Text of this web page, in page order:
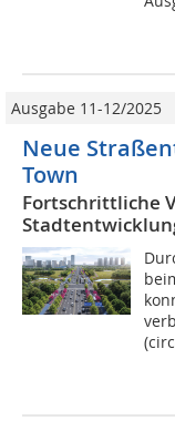
Ausgabe 11-12/2025
Neue
Town
Fortschrittliche